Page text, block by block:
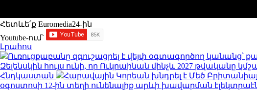
Հետևե՛ք Euromedia24-ին
Youtube-ում`
Լրահոս
Ուռուցքաբանը զգուշացրել է վեյփ օգտագործող կանանց՝
Զելենսկին հույս ունի, որ Ուկրաինան մինչև 2027 թվականը
Հնդկաստան
Հարավային Կորեան խնդրել է Մեծ
օգոստոսի 12-ին տեղի ունենալիք արևի խավարման